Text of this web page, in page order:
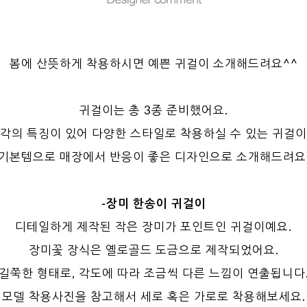
봄에 산뜻하게 착용하시면 예쁜 귀걸이 소개해드려요^^
귀걸이는 총 3종 준비했어요.
의 특징이 있어 다양한 스타일로 착용하실 수 있는 귀걸
본템으로 매장에서 반응이 좋은 디자인으로 소개해드려요
-장미 한송이 귀걸이
디테일하게 제작된 작은 장미가 포인트인 귀걸이예요.
장미꽃 장식은 옐로골드 도금으로 제작되었어요.
쭉한 형태로, 각도에 따라 조금씩 다른 느낌이 연출됩니다.
모델 착용사진을 참고해서 세로 혹은 가로로 착용해보세요.